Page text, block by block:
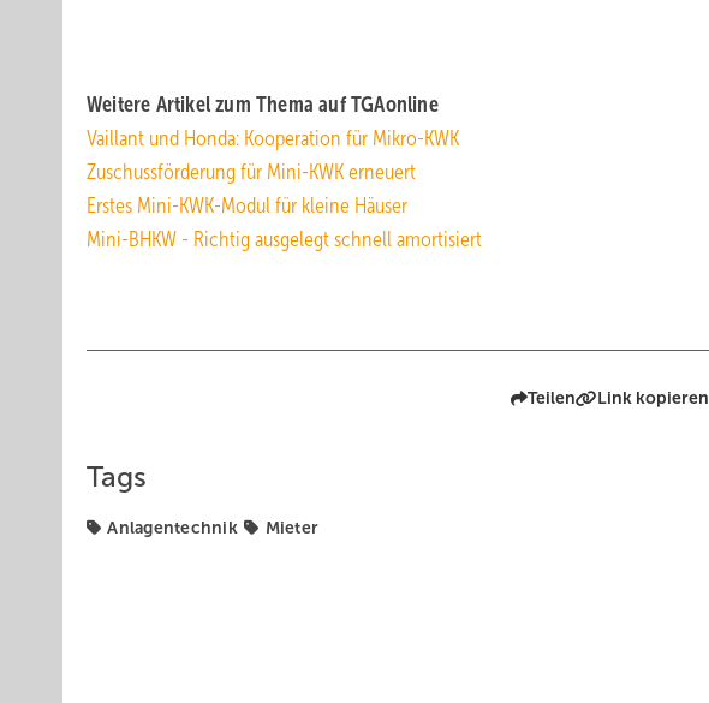
Weitere Artikel zum Thema auf TGAonline
Vaillant und Honda: Kooperation für Mikro-KWK
Zuschussförderung für Mini-KWK erneuert
Erstes Mini-KWK-Modul für kleine Häuser
Mini-BHKW - Richtig ausgelegt schnell amortisiert
Teilen Link kopieren
Tags
Anlagentechnik Mieter